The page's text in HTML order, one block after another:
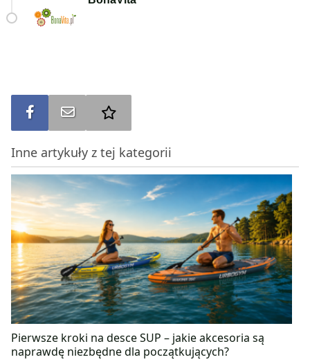
Udostępnij na FBWyślij na e-mail
Inne artykuły z tej kategorii
Pierwsze kroki na desce SUP – jakie akcesoria są
naprawdę niezbędne dla początkujących?